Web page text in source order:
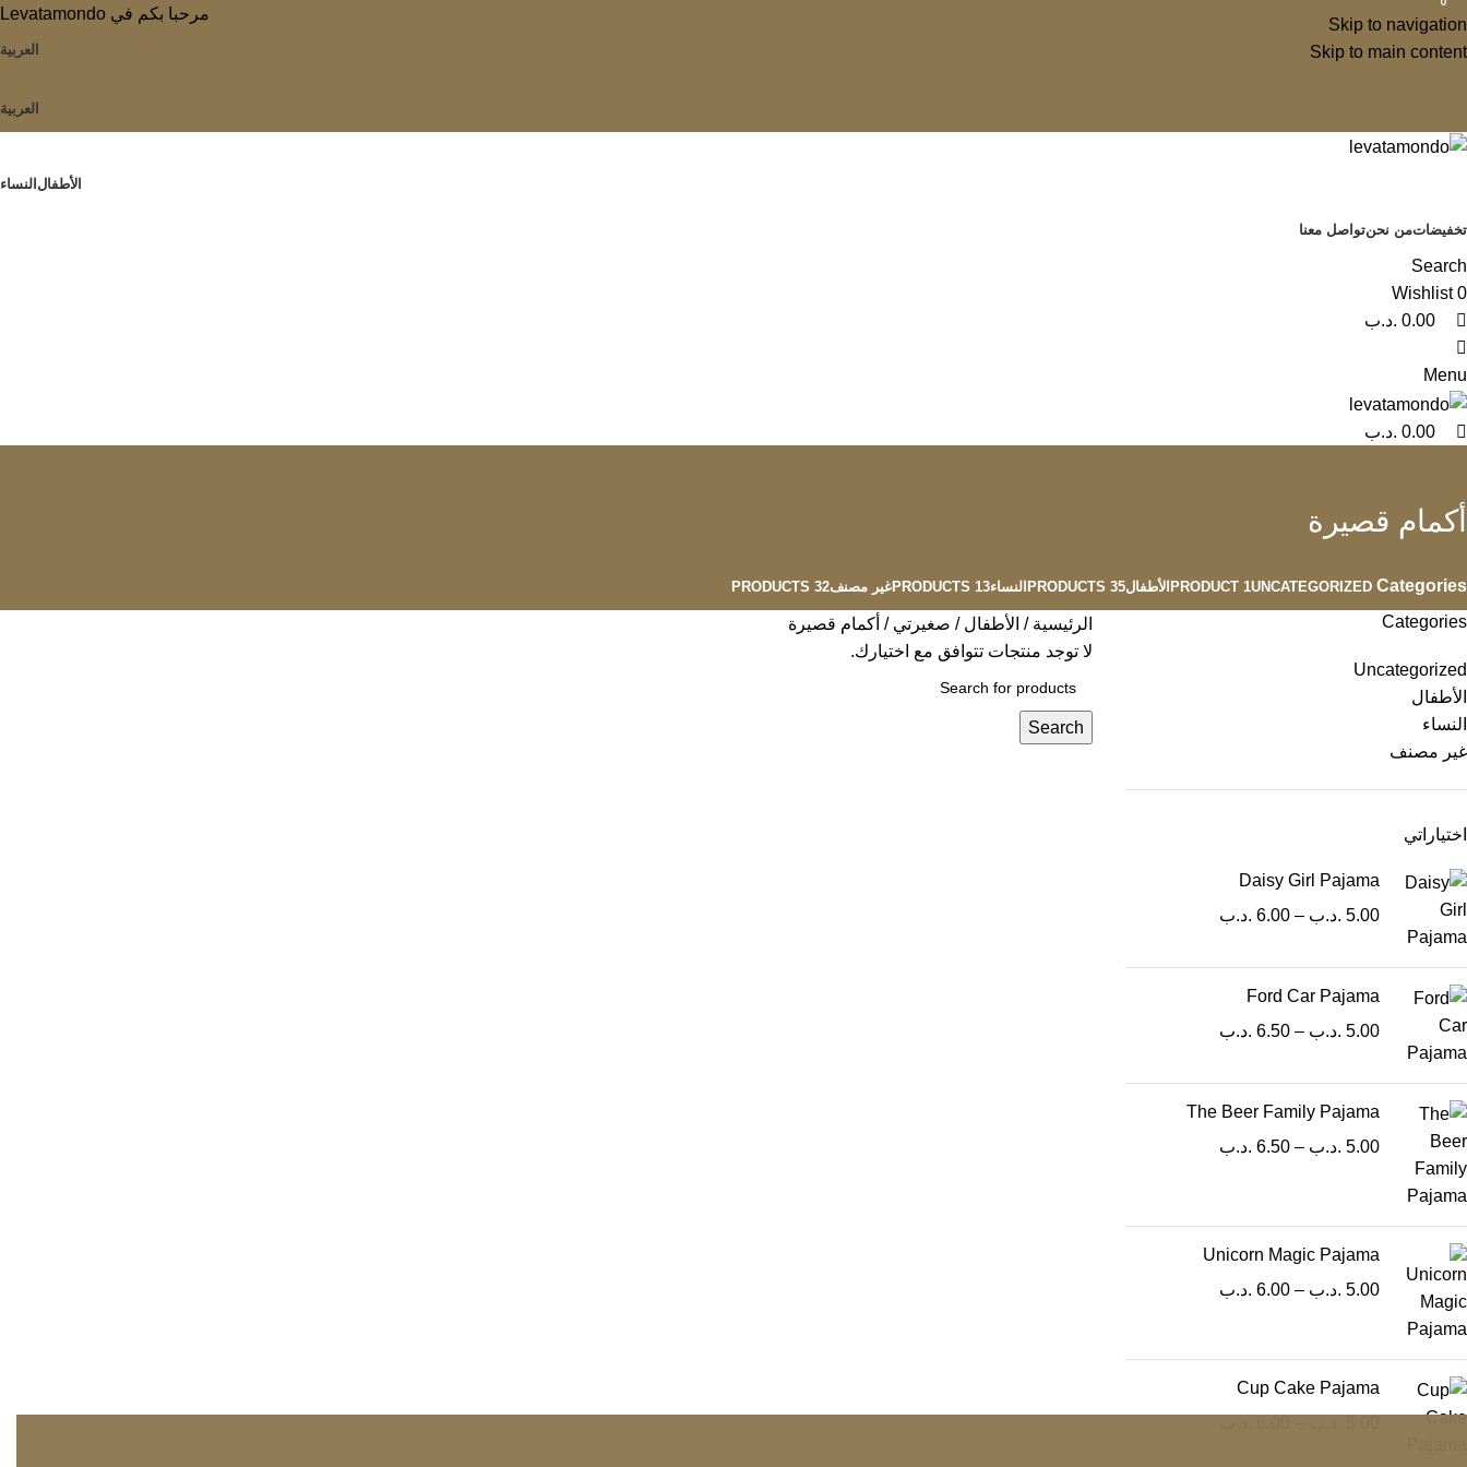
Skip to navigation
Skip to main content
Levatamondo مرحبا بكم في
العربية
العربية
الأطفال النساء
تخفيضاتمن نحنتواصل معنا
Search
0
Wishlist
0
0.00 .د.ب
Menu
0
0.00 .د.ب
أكمام قصيرة
Categories
UNCATEGORIZED
1 PRODUCT الأطفال35 PRODUCTS النساء13 PRODUCTS غير مصنف32 PRODUCTS
Categories
Uncategorized
الأطفال
النساء
غير مصنف
اختياراتي
Daisy Girl Pajama
5.00 .د.ب –
6.00 .د.ب
Ford Car Pajama
5.00 .د.ب –
6.50 .د.ب
The Beer Family Pajama
5.00 .د.ب –
6.50 .د.ب
Unicorn Magic Pajama
5.00 .د.ب –
6.00 .د.ب
Cup Cake Pajama
الرئيسية الأطفال صغيرتي
أكمام قصيرة
لا توجد منتجات تتوافق مع اختيارك.
Search